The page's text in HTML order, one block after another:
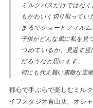
ミルクバスだけではな
もかわいく切り取ってい
まるでショートフィル
子供がどんな風に私を見
つめているか、見返す
だろうなと思います。
何にも代え難い素敵な宝
都心で手ぶらで楽しむミル
イフスタジオ青山店。オシ